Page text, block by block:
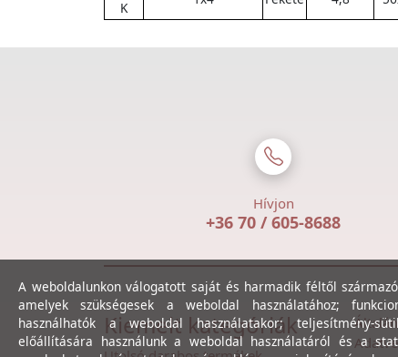
K
Hívjon
+36 70 / 605-8688
Kiemelt kategóriák
A weboldalunkon válogatott saját és harmadik féltől
amelyek szükségesek a weboldal használatához;
használhatók a weboldal használatakor; teljesítmény-
előállítására használunk a weboldal használatáról és a